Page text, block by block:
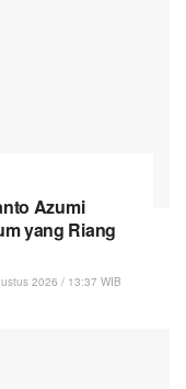
Azumi
yang Riang
2026 / 13:37 WIB